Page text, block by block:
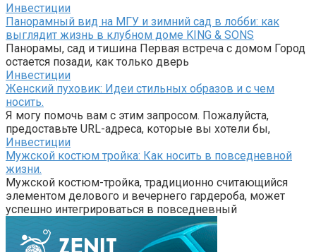
Инвестиции
Панорамный вид на МГУ и зимний сад в лобби: как
выглядит жизнь в клубном доме KING & SONS
Панорамы, сад и тишина Первая встреча с домом Город
остается позади, как только дверь
Инвестиции
Женский пуховик: Идеи стильных образов и с чем
носить.
Я могу помочь вам с этим запросом. Пожалуйста,
предоставьте URL-адреса, которые вы хотели бы,
Инвестиции
Мужской костюм тройка: Как носить в повседневной
жизни.
Мужской костюм-тройка, традиционно считающийся
элементом делового и вечернего гардероба, может
успешно интегрироваться в повседневный